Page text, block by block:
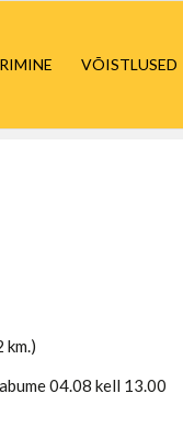
VÕISTLUSED
km.)
04.08 kell 13.00